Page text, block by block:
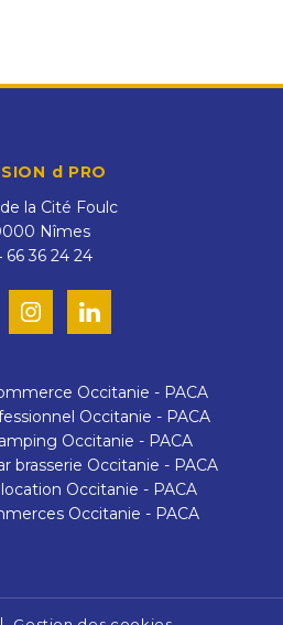
d PRO
la Cité Foulc
Nîmes
66 36 24 24
Occitanie - PACA
Occitanie - PACA
Occitanie - PACA
brasserie Occitanie - PACA
Occitanie - PACA
Occitanie - PACA